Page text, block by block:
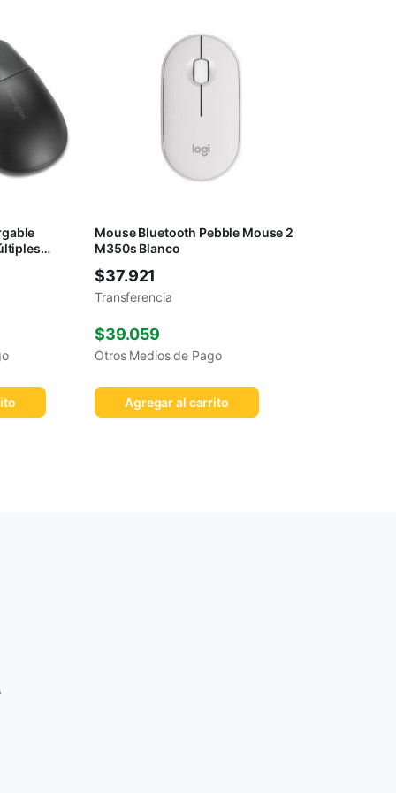
Mouse Bluetooth Pebble Mouse 2
M350s Blanco
$37.921
Transferencia
$39.059
Otros Medios de Pago
Agregar al carrito